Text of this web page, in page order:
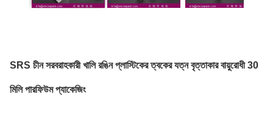
SRS চীন সরবরাহকারী খালি রঙিন প্লাস্টিকের ত্বকের যত্ন বৃত্তাকার বায়ুরোধী 30
মিলি পারফিউম প্যাকেজিং